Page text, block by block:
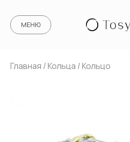
МЕНЮ
Главная /Кольца / Кольцо